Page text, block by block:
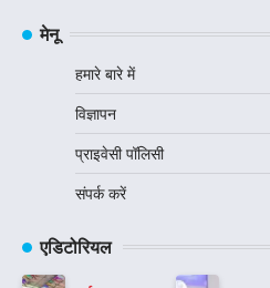
मेनू
हमारे बारे में
विज्ञापन
प्राइवेसी पॉलिसी
संपर्क करें
एडिटोरियल